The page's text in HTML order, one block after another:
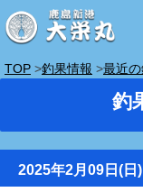
TOP 釣果情報 最近
釣
2025年2月09日(日)